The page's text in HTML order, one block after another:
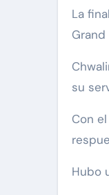
La
Grand
su
Con
Hubo